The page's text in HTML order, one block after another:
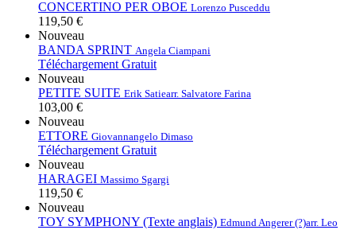
CONCERTINO PER OBOE Lorenzo Pusceddu
119,50 €
Nouveau
BANDA SPRINT Angela Ciampani
Téléchargement Gratuit
Nouveau
PETITE SUITE Erik Satiearr. Salvatore Farina
103,00 €
Nouveau
ETTORE Giovannangelo Dimaso
Téléchargement Gratuit
Nouveau
HARAGEI Massimo Sgargi
119,50 €
Nouveau
TOY SYMPHONY (Texte anglais) Edmund Angerer (?)arr. Leo